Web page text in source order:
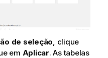
de seleção , clique
em Aplicar. As tabelas